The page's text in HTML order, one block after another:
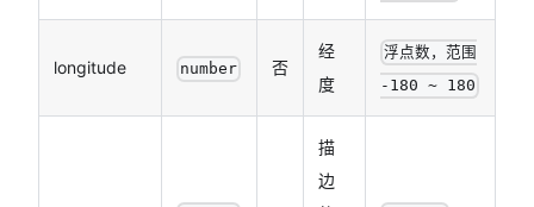
longitude number 否
经
度
浮点数，范围
-180 ~ 180
描
边